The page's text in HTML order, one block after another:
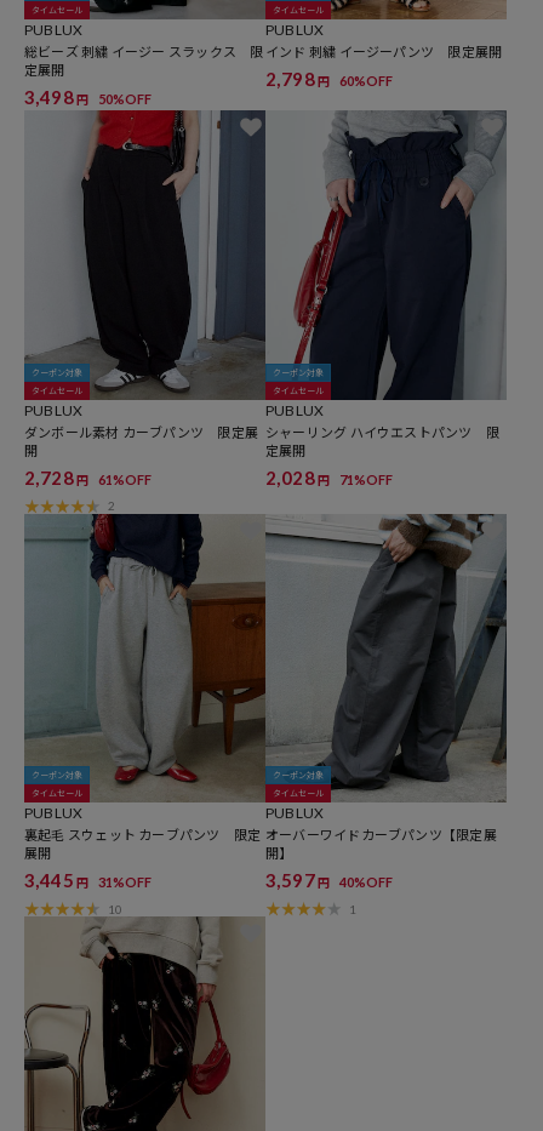
タイムセール
PUBLUX
総ビーズ 刺繍 イージー スラックス 限
定展開
3,498円 50%OFF
タイムセール
PUBLUX
インド 刺繍 イージーパンツ 限定展開
2,798円 60%OFF
クーポン対象
タイムセール
PUBLUX
ダンボール素材 カーブパンツ 限定展
開
2,728円 61%OFF
2
クーポン対象
タイムセール
PUBLUX
シャーリング ハイウエストパンツ 限
定展開
2,028円 71%OFF
クーポン対象
タイムセール
PUBLUX
裏起毛 スウェット カーブパンツ 限定
展開
3,445 円 31%OFF
10
クーポン対象
タイムセール
PUBLUX
オーバーワイドカーブパンツ【限定展
開】
3,597 円 40%OFF
1